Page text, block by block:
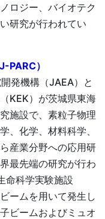
ロジー、バイオテク
研究が行われてい
PARC）
発機構（JAEA）と
KEK）が茨城県東海
施設で、素粒子物理
、化学、材料科学、
産業分野への応用研
最先端の研究が行わ
命科学実験施設
ームを用いて発生し
ビームおよびミュオ